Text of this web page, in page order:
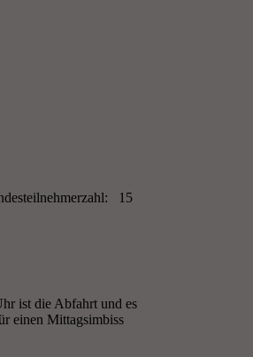
15
ist die Abfahrt und es
einen Mittagsimbiss